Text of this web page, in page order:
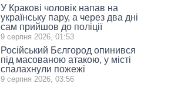
У Кракові чоловік напав на
українську пару, а через два дні
сам прийшов до поліції
9 серпня 2026, 01:53
Російський Бєлгород опинився
під масованою атакою, у місті
спалахнули пожежі
9 серпня 2026, 03:56